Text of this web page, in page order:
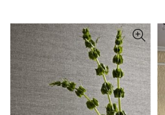
do
ima
više
varijanti.
Opcije
mogu